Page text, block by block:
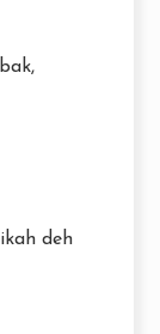
deh